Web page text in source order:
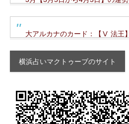
大アルカナのカード：【Ⅴ 法王】
横浜占いマクトゥーブのサイト